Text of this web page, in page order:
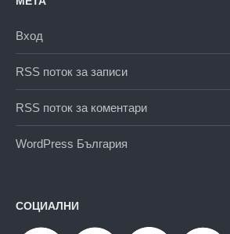
Вход
RSS поток за записи
RSS поток за коментари
WordPress България
СОЦИАЛНИ